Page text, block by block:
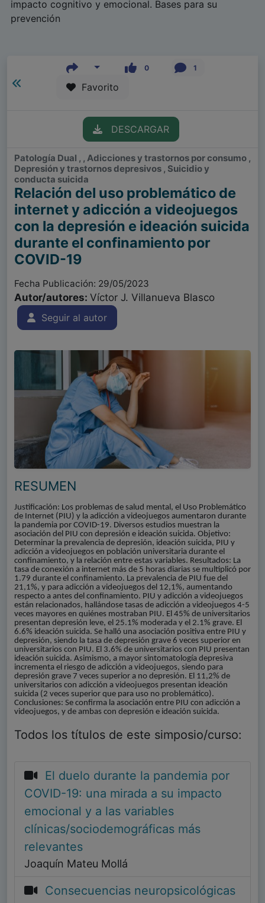
impacto cognitivo y emocional. Bases para su
prevención
0 1
Favorito
DESCARGAR
Patología Dual , , Adicciones y trastornos por consumo ,
Depresión y trastornos depresivos , Suicidio y
conducta suicida
Relación del uso problemático de
internet y adicción a videojuegos
con la depresión e ideación suicida
durante el confinamiento por
COVID-19
Fecha Publicación: 29/05/2023
Autor/autores: Víctor J. Villanueva Blasco
Seguir al autor
RESUMEN
Justificación: Los problemas de salud mental, el Uso Problemático
de Internet (PIU) y la adicción a videojuegos aumentaron durante
la pandemia por COVID-19. Diversos estudios muestran la
asociación del PIU con depresión e ideación suicida. Objetivo:
Determinar la prevalencia de depresión, ideación suicida, PIU y
adicción a videojuegos en población universitaria durante el
confinamiento, y la relación entre estas variables. Resultados: La
tasa de conexión a internet más de 5 horas diarias se multiplicó por
1.79 durante el confinamiento. La prevalencia de PIU fue del
21,1%, y para adicción a videojuegos del 12,1%, aumentando
respecto a antes del confinamiento. PIU y adicción a videojuegos
están relacionados, hallándose tasas de adicción a videojuegos 4-5
veces mayores en quiénes mostraban PIU. El 45% de universitarios
presentan depresión leve, el 25.1% moderada y el 2.1% grave. El
6.6% ideación suicida. Se halló una asociación positiva entre PIU y
depresión, siendo la tasa de depresión grave 6 veces superior en
universitarios con PIU. El 3.6% de universitarios con PIU presentan
ideación suicida. Asimismo, a mayor sintomatología depresiva
incrementa el riesgo de adicción a videojuegos, siendo para
depresión grave 7 veces superior a no depresión. El 11,2% de
universitarios con adicción a videojuegos presentan ideación
suicida (2 veces superior que para uso no problemático).
Conclusiones: Se confirma la asociación entre PIU con adicción a
videojuegos, y de ambas con depresión e ideación suicida.
Todos los títulos de este simposio/curso:
El duelo durante la pandemia por
COVID-19: una mirada a su impacto
emocional y a las variables
clínicas/sociodemográficas más
relevantes
Joaquín Mateu Mollá
Consecuencias neuropsicológicas